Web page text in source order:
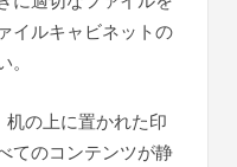
イルキャビネットの
の上に置かれた印
てのコンテンツが静